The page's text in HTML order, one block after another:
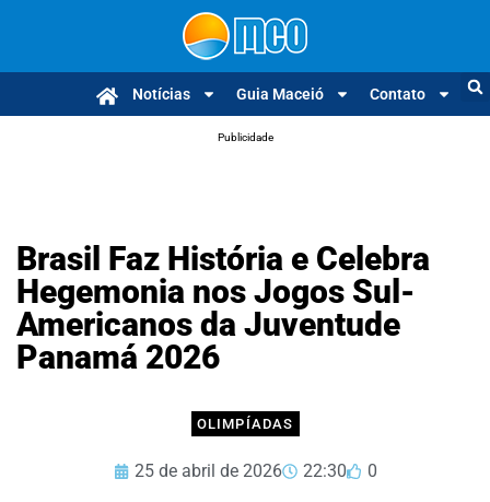
Notícias Guia Maceió Contato
Publicidade
Brasil Faz História e Celebra
Hegemonia nos Jogos Sul-
Americanos da Juventude
Panamá 2026
OLIMPÍADAS
25 de abril de 2026 22:30 0